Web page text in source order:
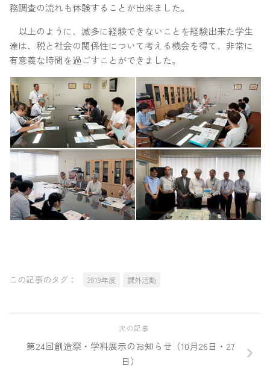
務調査の流れも体験することが出来ました。
以上のように、滅多に経験できないことを経験出来た学生
達は、税と社会の関係性について考える機会を得て、非常に
有意義な時間を過ごすことができました。
この記事のタグ： 2019年度 課外活動
次の記事
第24回創造祭・学科展示のお知らせ（10月26日・27
日）